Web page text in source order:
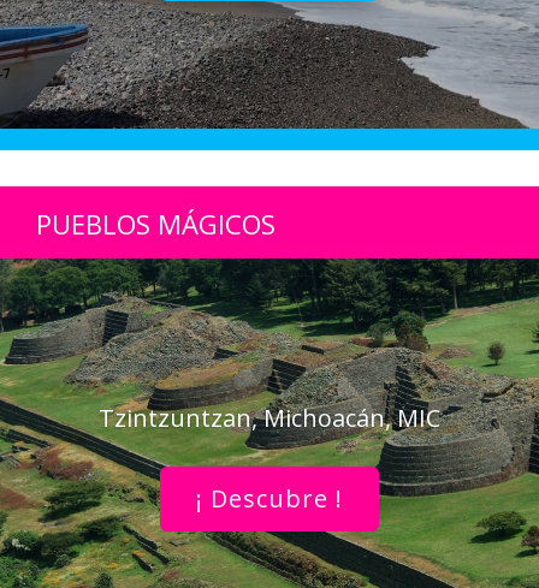
PUEBLOS MÁGICOS
Tzintzuntzan, Michoacán, MIC
¡ Descubre !